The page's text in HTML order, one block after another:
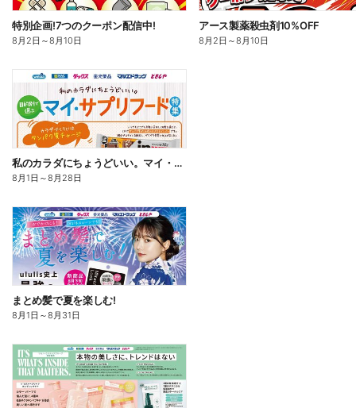
特別企画!7つのクーポン配信中!
8月2日 ～8月10日
アース製薬殺虫剤10%OFF
8月2日 ～8月10日
私のカラダにちょうどいい。マイ・サプリフード
8月1日 ～8月28日
まとめ髪で夏を楽しむ!
8月1日 ～8月31日